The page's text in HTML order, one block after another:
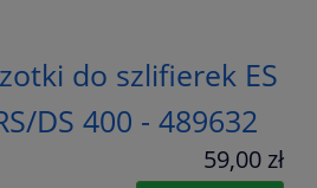
do szlifierek ES
DS 400 - 489632
59,00 zł